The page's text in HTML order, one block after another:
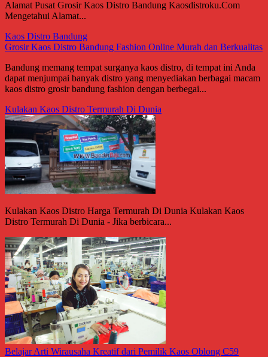
Alamat Pusat Grosir Kaos Distro Bandung Kaosdistroku.Com
Mengetahui Alamat...
Kaos Distro Bandung
Grosir Kaos Distro Bandung Fashion Online Murah dan Berkualitas
Bandung memang tempat surganya kaos distro, di tempat ini Anda
dapat menjumpai banyak distro yang menyediakan berbagai macam
kaos distro grosir bandung fashion dengan berbegai...
Kulakan Kaos Distro Termurah Di Dunia
Kulakan Kaos Distro Harga Termurah Di Dunia Kulakan Kaos
Distro Termurah Di Dunia - Jika berbicara...
Belajar Arti Wirausaha Kreatif dari Pemilik Kaos Oblong C59